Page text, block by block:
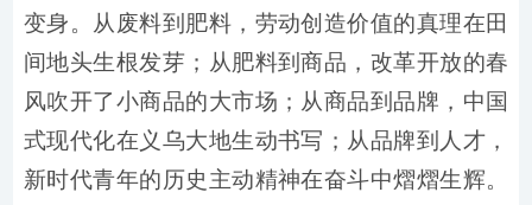
变身。从废料到肥料，劳动创造价值的真理在田
间地头生根发芽；从肥料到商品，改革开放的春
风吹开了小商品的大市场；从商品到品牌，中国
式现代化在义乌大地生动书写；从品牌到人才，
新时代青年的历史主动精神在奋斗中熠熠生辉。